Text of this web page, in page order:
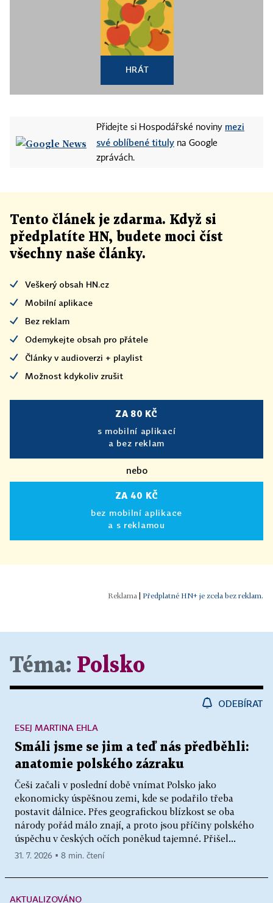
HRÁT
Přidejte si Hospodářské noviny mezi
své oblíbené tituly na Google
zprávách.
Tento článek je zdarma. Když si
předplatíte HN, budete moci číst
všechny naše články.
Veškerý obsah HN.cz
Mobilní aplikace
Bez reklam
Odemykejte obsah pro přátele
Články v audioverzi + playlist
Možnost kdykoliv zrušit
ZA 80 KČ
s mobilní aplikací
a bez reklam
nebo
ZA 40 KČ
bez mobilní aplikace
a s reklamou
Předplatné HN+ je zcela bez reklam.
Téma: Polsko
ODEBÍRAT
Smáli jsme se jim a teď nás předběhli:
anatomie polského zázraku
Češi začali v poslední době vnímat Polsko jako
ekonomicky úspěšnou zemi, kde se podařilo třeba
postavit dálnice. Přes geografickou blízkost se oba
národy pořád málo znají, a proto jsou příčiny polského
úspěchu v českých očích poněkud tajemné. Přišel...
ESEJ MARTINA EHLA
31. 7. 2026 ▪ 8 min. čtení
AKTUALIZOVÁNO